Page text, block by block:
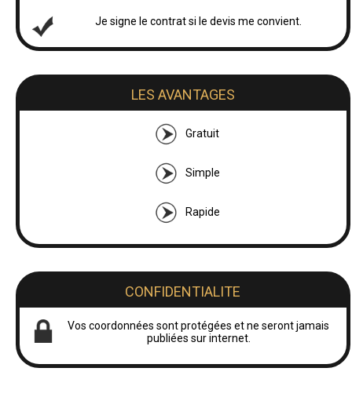
Je signe le contrat si le devis me convient.
LES AVANTAGES
Gratuit
Simple
Rapide
CONFIDENTIALITE
Vos coordonnées sont protégées et ne seront jamais
publiées sur internet.